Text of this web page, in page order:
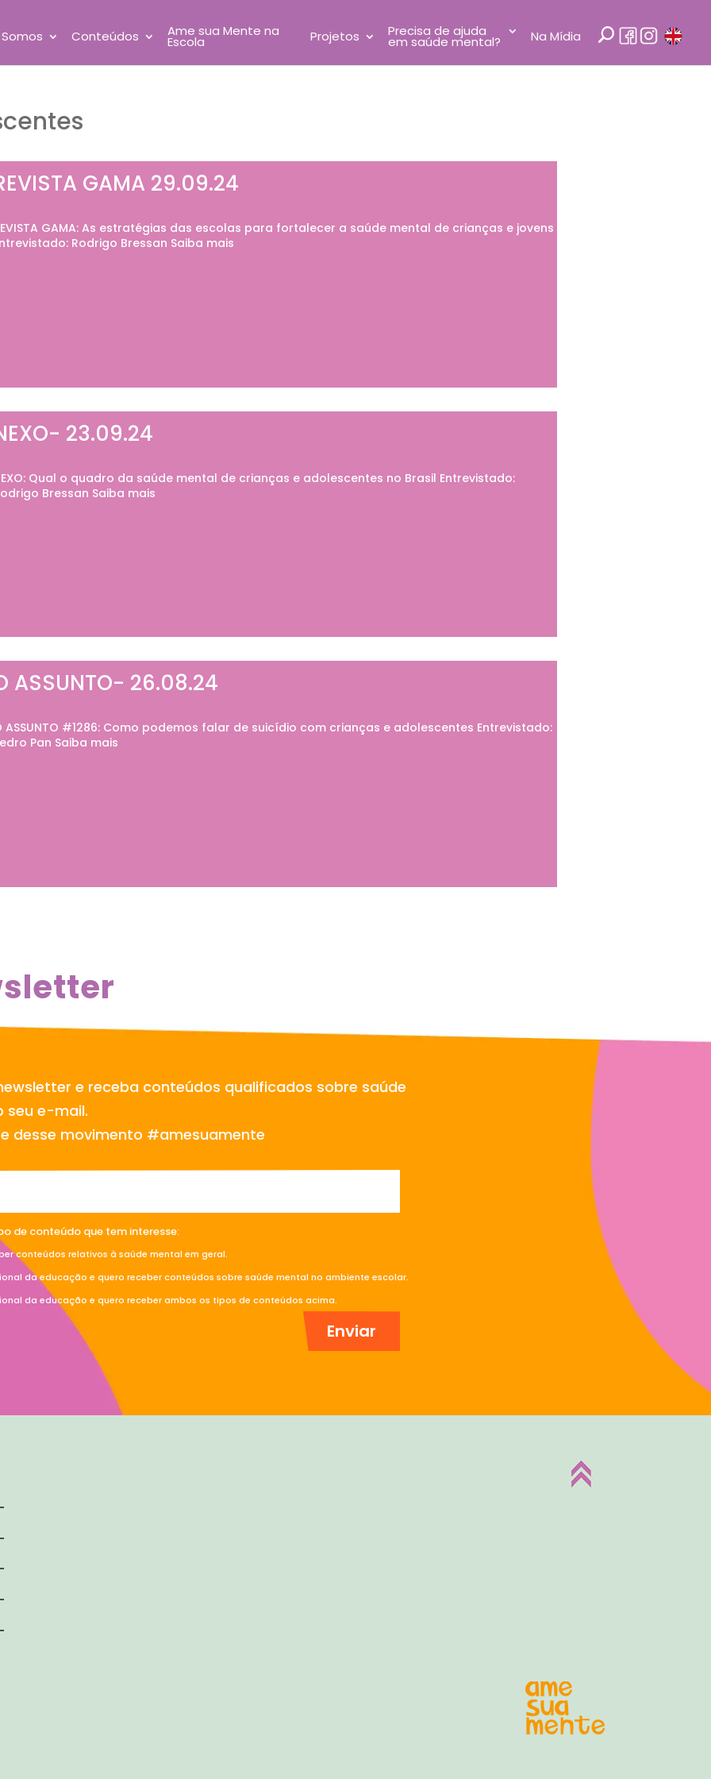
Conteúdos Ame sua Mente na
Escola Projetos Precisa de ajuda
em saúde mental? Na Mídia
GAMA 29.09.24
GAMA: As estratégias das escolas para fortalecer a saúde mental de crianças e jovens
Rodrigo Bressan Saiba mais
23.09.24
Qual o quadro da saúde mental de crianças e adolescentes no Brasil Entrevistado:
Bressan Saiba mais
ASSUNTO- 26.08.24
ASSUNTO #1286: Como podemos falar de suicídio com crianças e adolescentes Entrevistado:
Pan Saiba mais
e receba conteúdos qualificados sobre saúde
seu e-mail.
desse movimento #amesuamente
de conteúdo que tem interesse:
conteúdos relativos à saúde mental em geral.
da educação e quero receber conteúdos sobre saúde mental no ambiente escolar.
da educação e quero receber ambos os tipos de conteúdos acima.